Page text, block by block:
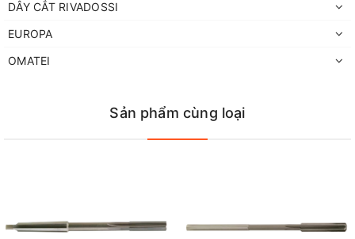
DÂY CẮT RIVADOSSI
EUROPA
OMATEI
Sản phẩm cùng loại